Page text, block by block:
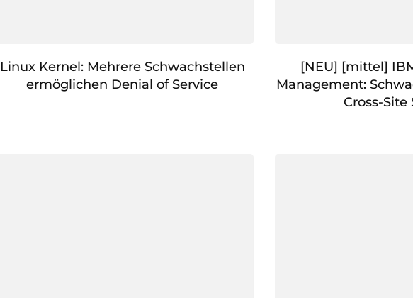
Linux Kernel: Mehrere Schwachstellen
ermöglichen Denial of Service
[NEU] [mittel]
Management:
Cross-Site